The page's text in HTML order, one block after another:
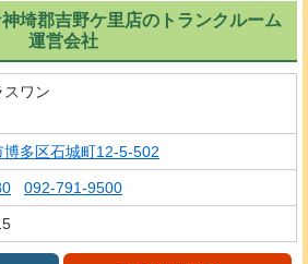
埼郡吉野ケ里店のトランクルーム
運営会社
スワン
博多区石城町12-5-502
092-791-9500